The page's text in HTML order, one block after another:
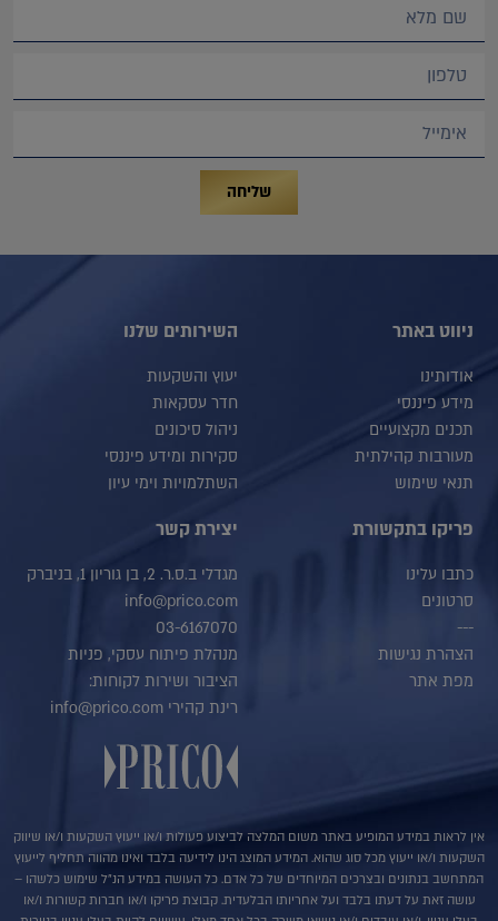
שליחה
ניווט באתר
אודותינו
מידע פיננסי
תכנים מקצועיים
מעורבות קהילתית
תנאי שימוש
השירותים שלנו
יעוץ והשקעות
חדר עסקאות
ניהול סיכונים
סקירות ומידע פיננסי
השתלמויות וימי עיון
פריקו בתקשורת
כתבו עלינו
סרטונים
---
הצהרת נגישות
מפת אתר
יצירת קשר
מגדלי ב.ס.ר. 2, בן גוריון 1, בניברק
info@prico.com
03-6167070
מנהלת פיתוח עסקי, פניות
הציבור ושירות לקוחות:
רינת קהירי info@prico.com
אין לראות במידע המופיע באתר משום המלצה לביצוע פעולות ו/או ייעוץ השקעות ו/או שיווק
השקעות ו/או ייעוץ מכל סוג שהוא. המידע המוצג הינו לידיעה בלבד ואינו מהווה תחליף לייעוץ
המתחשב בנתונים ובצרכים המיוחדים של כל אדם. כל העושה במידע הנ"ל שימוש כלשהו –
עושה זאת על דעתו בלבד ועל אחריותו הבלעדית. קבוצת פריקו ו/או חברות קשורות ו/או